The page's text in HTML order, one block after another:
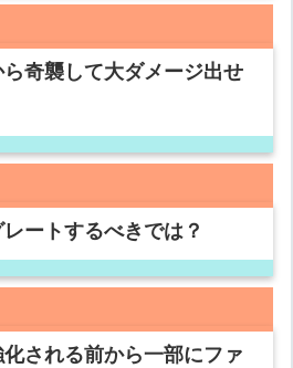
奇襲して大ダメージ出せ
ートするべきでは？
される前から一部にファ